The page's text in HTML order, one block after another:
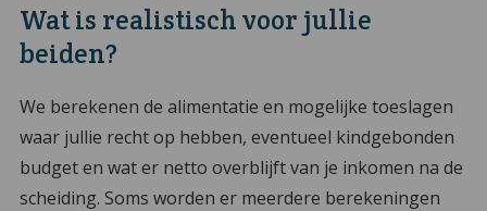
Wat is realistisch voor jullie
beiden?
We berekenen de alimentatie en mogelijke toeslagen
waar jullie recht op hebben, eventueel kindgebonden
budget en wat er netto overblijft van je inkomen na de
scheiding. Soms worden er meerdere berekeningen